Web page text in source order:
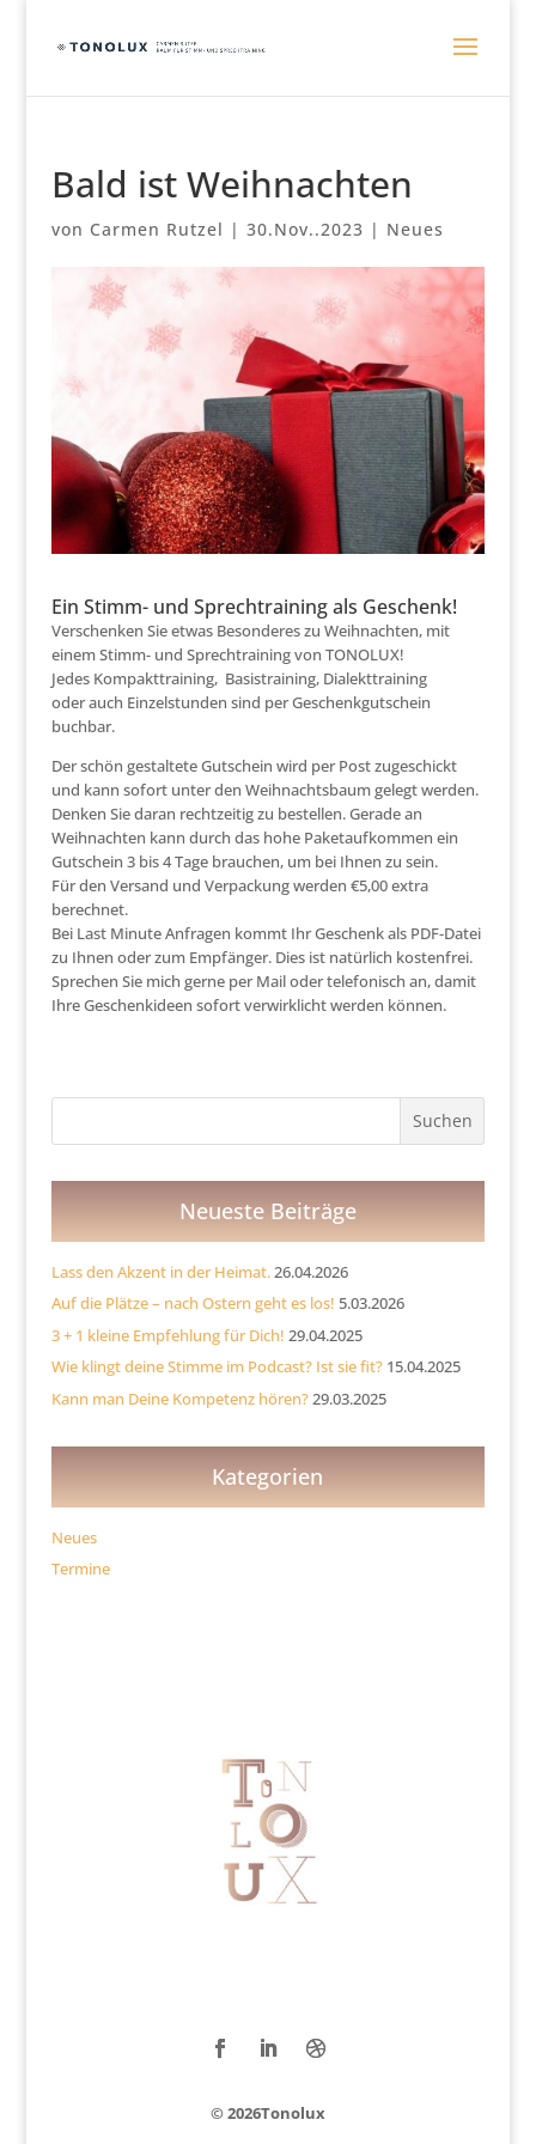
Bald ist Weihnachten
von Carmen Rutzel | 30.Nov..2023 | Neues
Ein Stimm- und Sprechtraining als Geschenk!
Verschenken Sie etwas Besonderes zu Weihnachten, mit
einem Stimm- und Sprechtraining von TONOLUX!
Jedes Kompakttraining, Basistraining, Dialekttraining
oder auch Einzelstunden sind per Geschenkgutschein
buchbar.
Der schön gestaltete Gutschein wird per Post zugeschickt
und kann sofort unter den Weihnachtsbaum gelegt werden.
Denken Sie daran rechtzeitig zu bestellen. Gerade an
Weihnachten kann durch das hohe Paketaufkommen ein
Gutschein 3 bis 4 Tage brauchen, um bei Ihnen zu sein.
Für den Versand und Verpackung werden €5,00 extra
berechnet.
Bei Last Minute Anfragen kommt Ihr Geschenk als PDF-Datei
zu Ihnen oder zum Empfänger. Dies ist natürlich kostenfrei.
Sprechen Sie mich gerne per Mail oder telefonisch an, damit
Ihre Geschenkideen sofort verwirklicht werden können.
Neueste Beiträge
Lass den Akzent in der Heimat.26.04.2026
Auf die Plätze – nach Ostern geht es los! 5.03.2026
3 + 1 kleine Empfehlung für Dich! 29.04.2025
Wie klingt deine Stimme im Podcast? Ist sie fit? 15.04.2025
Kann man Deine Kompetenz hören?29.03.2025
Kategorien
Neues
Termine
© 2026Tonolux